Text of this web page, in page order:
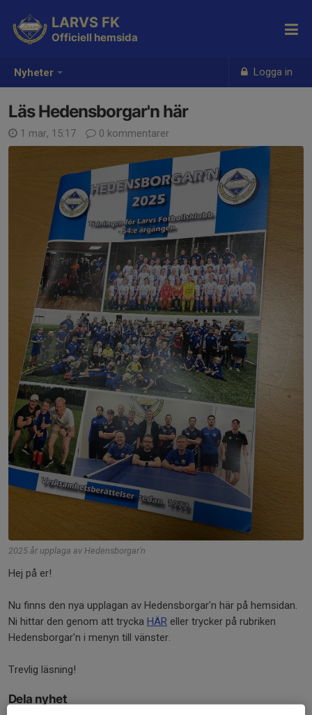
Nyheter Logga in
LARVS FK
Officiell hemsida
Läs Hedensborgar'n här
1 mar, 15:17 0 kommentarer
2025 år upplaga av Hedensborgar'n
Hej på er!
Nu finns den nya upplagan av Hedensborgar'n här på hemsidan.
Ni hittar den genom att trycka HÄR eller trycker på rubriken
Hedensborgar'n i menyn till vänster.
Trevlig läsning!
Dela nyhet